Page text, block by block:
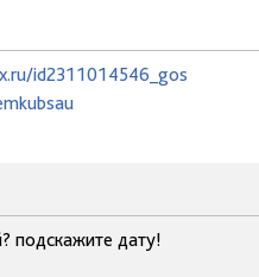
id2311014546_gos
подскажите дату!